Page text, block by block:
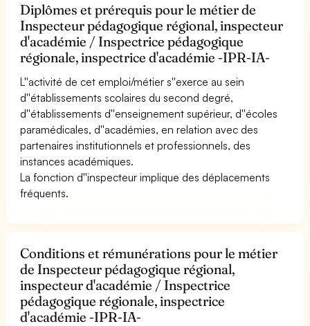
Diplômes et prérequis pour le métier de
Inspecteur pédagogique régional, inspecteur
d'académie / Inspectrice pédagogique
régionale, inspectrice d'académie -IPR-IA-
L''activité de cet emploi/métier s''exerce au sein
d''établissements scolaires du second degré,
d''établissements d''enseignement supérieur, d''écoles
paramédicales, d''académies, en relation avec des
partenaires institutionnels et professionnels, des
instances académiques.
La fonction d''inspecteur implique des déplacements
fréquents.
Conditions et rémunérations pour le métier
de Inspecteur pédagogique régional,
inspecteur d'académie / Inspectrice
pédagogique régionale, inspectrice
d'académie -IPR-IA-